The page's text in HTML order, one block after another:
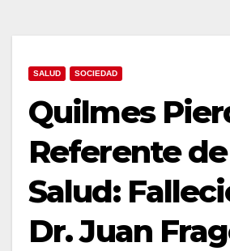
SALUD SOCIEDAD
Quilmes
Referente
Salud:
Dr. Juan